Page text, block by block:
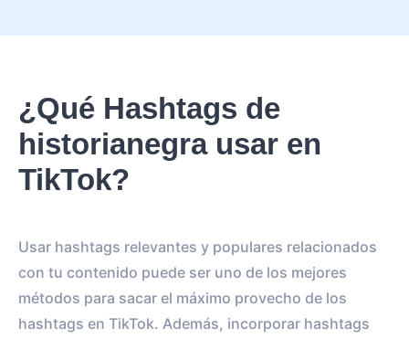
¿Qué Hashtags de
historianegra usar en
TikTok?
Usar hashtags relevantes y populares relacionados
con tu contenido puede ser uno de los mejores
métodos para sacar el máximo provecho de los
hashtags en TikTok. Además, incorporar hashtags